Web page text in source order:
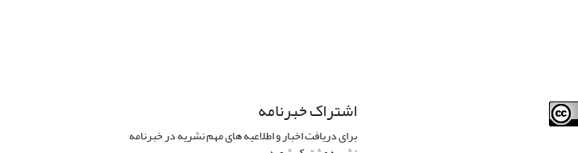
اشتراک خبرنامه
برای دریافت اخبار و اطلاعیه های مهم نشریه در خبرنامه